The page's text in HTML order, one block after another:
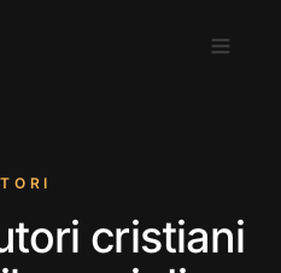
cristiani